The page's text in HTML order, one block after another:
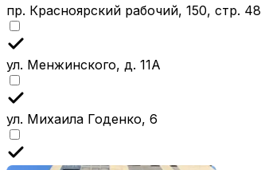
пр. Красноярский рабочий, 150, стр. 48
ул. Менжинского, д. 11А
ул. Михаила Годенко, 6